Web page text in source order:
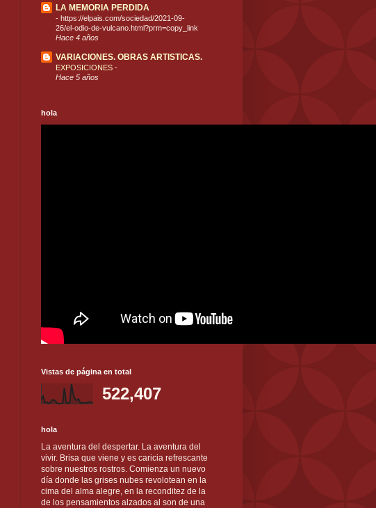
LA MEMORIA PERDIDA
- https://elpais.com/sociedad/2021-09-
26/el-odio-de-vulcano.html?prm=copy_link
Hace 4 años
VARIACIONES. OBRAS ARTISTICAS.
EXPOSICIONES -
Hace 5 años
hola
Vistas de página en total
522,407
hola
La aventura del despertar. La aventura del
vivir. Brisa que viene y es caricia refrescante
sobre nuestros rostros. Comienza un nuevo
día donde las grises nubes revolotean en la
cima del alma alegre, en la reconditez de la
de los pensamientos alzados al son de una